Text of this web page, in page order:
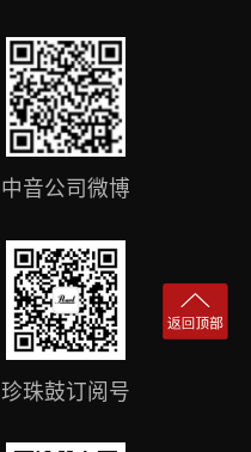
中音公司微博
珍珠鼓订阅号